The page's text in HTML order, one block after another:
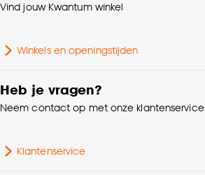
Vind jouw Kwantum winkel
Winkels en openingstijden
Heb je vragen?
Neem contact op met onze klantenservice
Klantenservice